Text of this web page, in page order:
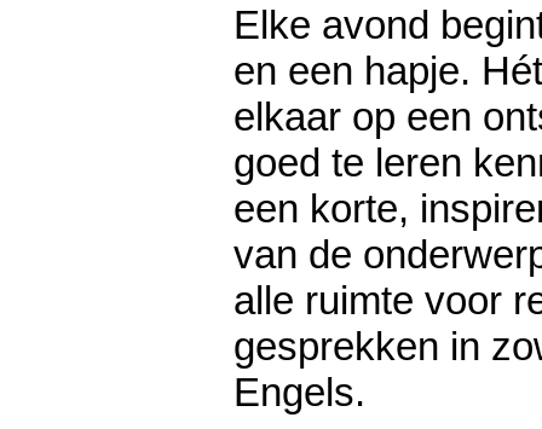
Elke avond
en een hapje.
elkaar op een
goed te leren
een korte,
van de
alle ruimte voor
gesprekken in
Engels.